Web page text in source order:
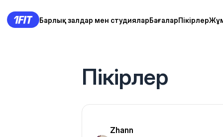
Барлық залдар мен студияларБағаларПікірлер
Пікірлер
Zhann